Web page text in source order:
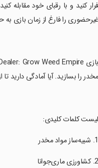
فرار کنید و با رقبای خود مقابله
غیرحضوری را فارغ از زمان بازی به
مخدر را بسازید. آیا آمادگی دارید
‏لیست کلمات کلیدی: